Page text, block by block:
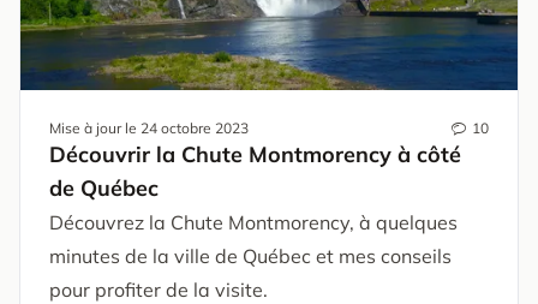
Mise à jour le 24 octobre 2023 10
Découvrir la Chute Montmorency à côté
de Québec
Découvrez la Chute Montmorency, à quelques
minutes de la ville de Québec et mes conseils
pour profiter de la visite.